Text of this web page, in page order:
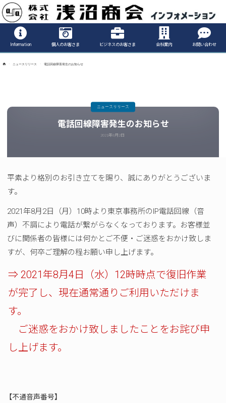
Information
Information 個人のお客さま ビジネスのお客さま 会社案内 お問い合わせ
ニュースリリース 電話回線障害発生のお知らせ
電話回線障害発生のお知らせ
2021年8月2日
ニュースリリース
平素より格別のお引き立てを賜り、誠にありがとうございま
す。
2021年8月2日（月）10時より東京事務所のIP電話回線（音
声）不調により電話が繋がらなくなっております。お客様並
びに関係者の皆様には何かとご不便・ご迷惑をおかけ致しま
すが、何卒ご理解の程お願い申し上げます。
⇒ 2021年8月4日（水）12時時点で復旧作業
が完了し、現在通常通りご利用いただけま
す。
ご迷惑をおかけ致しましたことをお詫び申
し上げます。
【不通音声番号】